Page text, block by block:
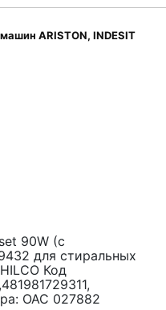
ARISTON, INDESIT
90W (с
для стиральных
Код
,481981729311,
ОАС 027882